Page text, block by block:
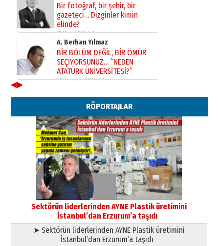
Bir fotoğraf, bir şehir, bir
gazeteci… Dizginler kimin
elinde?
31 Mart 2026 Salı
A. Berhan Yılmaz
BİR BÖLÜM DEĞİL, BİR ÖMÜR
SEÇİYORSUNUZ… “NEDEN
ATATÜRK ÜNİVERSİTESİ?”
28 Temmuz 2026 Salı
Ahmed Yesevi’den bir Alperen…
”Reisimiz” idi… Hakka yürüdü.!
26 Mart 2026 Perşembe
Cem Bakırcı
Ardında bıraktığı hatıralarıyla
gönül adamı Faruk Terzioğlu!
13 Mayıs 2026 Çarşamba
Esat BİNDESEN
Başkan Sekmen’den Erzurum’a
bir vizyon proje daha!
02 Ağustos 2026 Pazar
◀▶
RÖPORTAJLAR
Sektörün liderlerinden AYNE Plastik üretimini
İstanbul’dan Erzurum’a taşıdı
➤ Sektörün liderlerinden AYNE Plastik üretimini
İstanbul’dan Erzurum’a taşıdı